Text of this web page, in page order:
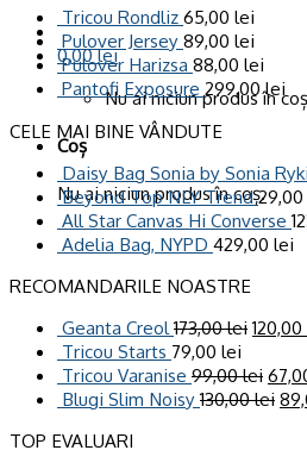
0,00lei
Nu ai niciun produs în
Coș
Nu ai niciun produs în coș.
Tricou Rondliz 65,00 lei
Pulover Jersey 89,00 lei
Pulover Harizsa 88,00 lei
Pantofi Exposure 299,00lei
CELE MAI BINE VÂNDUTE
Daisy Bag Sonia by Sonia
Beyond Top NLY Trend 29,00
All Star Canvas Hi Converse
Adelia Bag, NYPD 429,00 lei
RECOMANDARILE NOASTRE
Geanta Creol 173,00lei 120,00
Tricou Starts 79,00 lei
Tricou Varanise 99,00lei
Blugi Slim Noisy 130,00lei
TOP EVALUARI